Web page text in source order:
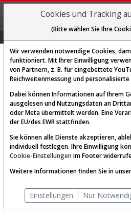
Diese Funktion
AKTIEN-TERMINAL
Die
TraderFox
Cookies und Tracking
(Bitte wählen Sie Ihre
Wir verwenden notwendige Cookies,
funktioniert. Mit Ihrer Einwilligung
von Partnern, z. B. für eingebettete
Reichweitenmessung und personalisierte
Dabei können Informationen auf Ihrem
ausgelesen und Nutzungsdaten an
oder Meta übermittelt werden. Eine
der EU/des EWR stattfinden.
Sie können alle Dienste akzeptieren,
individuell festlegen. Ihre Einwilligung
Cookie-Einstellungen im Footer
Weitere Informationen finden Sie in
Einstellungen Nur